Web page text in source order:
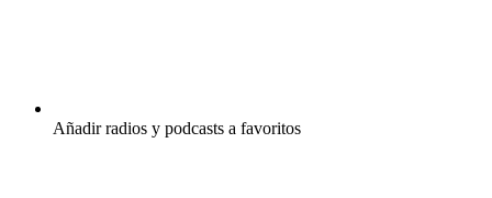
Añadir radios y podcasts a favoritos